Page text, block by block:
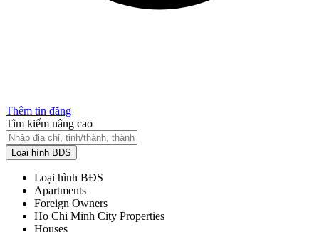
Thêm tin đăng
Tìm kiếm nâng cao
Loại hình BĐS
Loại hình BĐS
Apartments
Foreign Owners
Ho Chi Minh City Properties
Houses